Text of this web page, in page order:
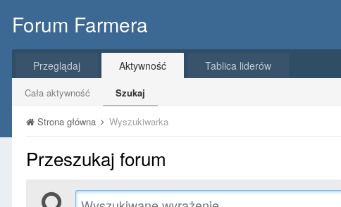
Forum Farmera
Przeglądaj Aktywność
Cała aktywność Szukaj
Tablica liderów
Strona główna Wyszukiwarka
Przeszukaj forum